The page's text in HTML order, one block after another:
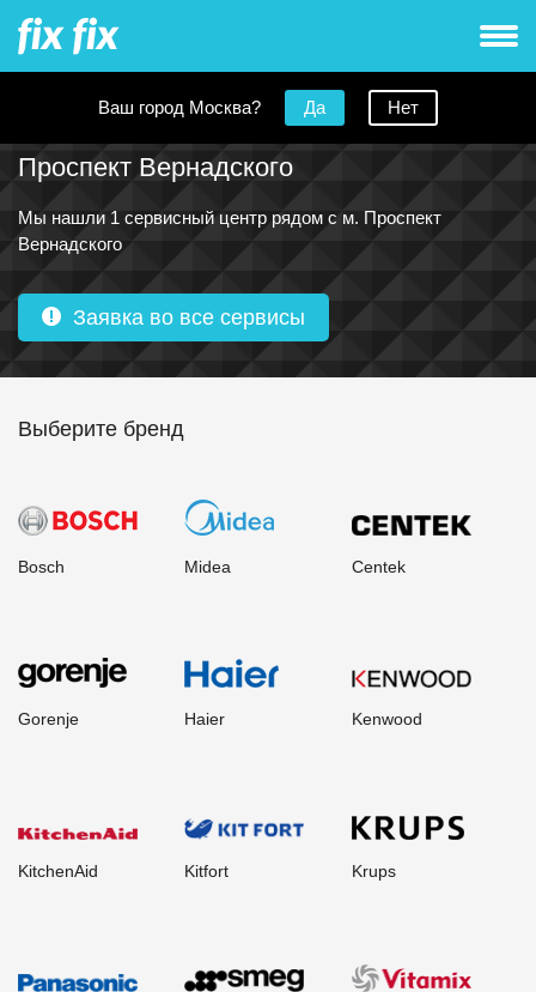
Ваш город Москва? Да Нет
Ремонт блендеров рядом с метро
Проспект Вернадского
Мы нашли 1 сервисный центр рядом с м. Проспект
Вернадского
Заявка во все сервисы
Выберите бренд
Bosch Midea Centek
Gorenje Haier Kenwood
KitchenAid Kitfort Krups